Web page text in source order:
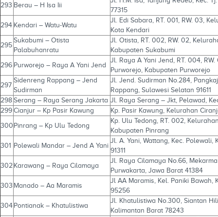
293 Berau – H Isa Iii
77315
294 Kendari – Watu-Watu
Jl. Edi Sabara, RT. 001, RW. 03,
Kota Kendari
295
Sukabumi – Otista
Palabuhanratu
Jl. Otista, RT. 002, RW. 02,
Kabupaten Sukabumi
296 Purworejo – Raya A Yani Jend
Jl. Raya A Yani Jend, RT. 004,
Purworejo, Kabupaten Purworejo
297
Sidenreng Rappang – Jend
Sudirman
Jl. Jend. Sudirman No.284,
Rappang, Sulawesi Selatan 91611
298 Serang – Raya Serang Jakarta Jl. Raya Serang – Jkt, Pelawad,
299 Cianjur – Kp Pasir Kawung Kp. Pasir Kawung, Kelurahan
300 Pinrang – Kp Ulu Tedong
Kp. Ulu Tedong, RT. 002,
Kabupaten Pinrang
301 Polewali Mandar – Jend A Yani
Jl. A. Yani, Wattang, Kec.
91311
302 Karawang – Raya Cilamaya
Jl. Raya Cilamaya No.66,
Purwakarta, Jawa Barat 41384
303 Manado – Aa Maramis
Jl AA Maramis, Kel. Paniki Bawah,
95256
304 Pontianak – Khatulistiwa
Jl. Khatulistiwa No.300, Siantan
Kalimantan Barat 78243